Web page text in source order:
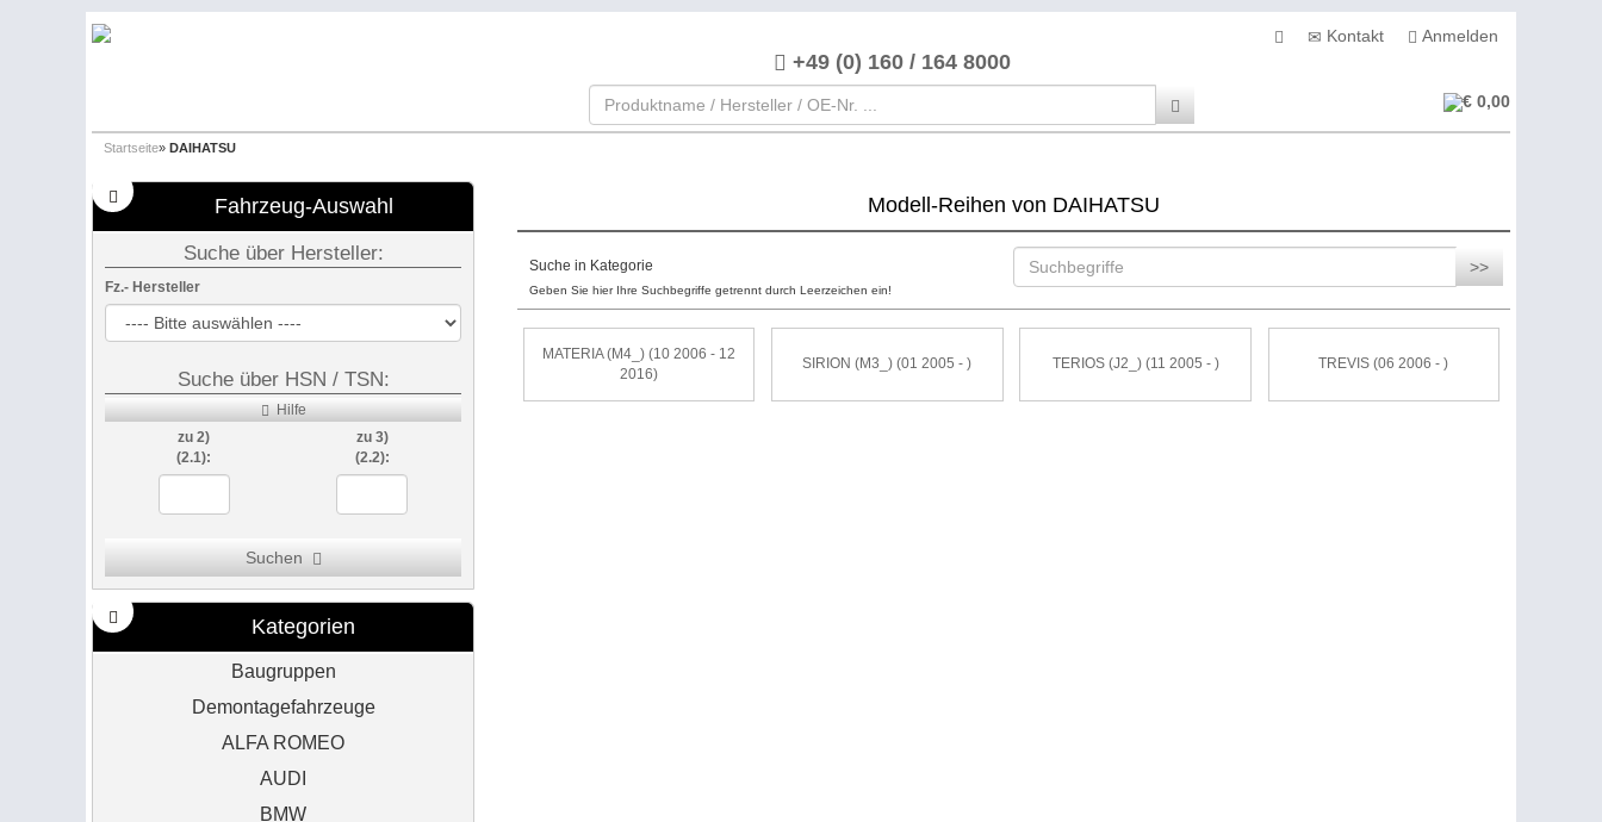
Kontakt Anmelden
+49 (0) 160 / 164 8000
€ 0,00
Startseite» DAIHATSU
Fahrzeug-Auswahl
Suche über Hersteller:
Fz.- Hersteller
Suche über HSN / TSN:
Hilfe
zu 2)
(2.1):
zu 3)
(2.2):
Suchen
Kategorien
Baugruppen
Demontagefahrzeuge
ALFA ROMEO
AUDI
BMW
Modell-Reihen von DAIHATSU
Suche in Kategorie
Geben Sie hier Ihre Suchbegriffe getrennt durch Leerzeichen ein!
>>
MATERIA (M4_) (10 2006 - 12
2016)
SIRION (M3_) (01 2005 - ) TERIOS (J2_) (11 2005 - ) TREVIS (06 2006 - )